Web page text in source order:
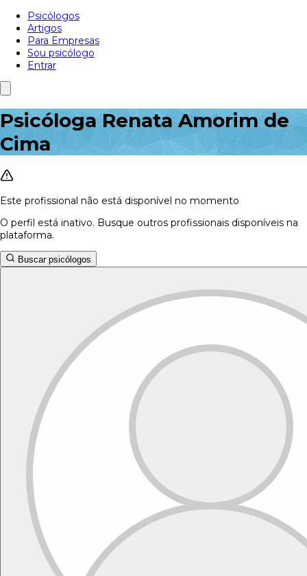
Psicólogos
Artigos
Para Empresas
Sou psicólogo
Entrar
Psicóloga Renata Amorim de
Cima
Este profissional não está disponível no momento
O perfil está inativo. Busque outros profissionais disponíveis na
plataforma.
Buscar psicólogos